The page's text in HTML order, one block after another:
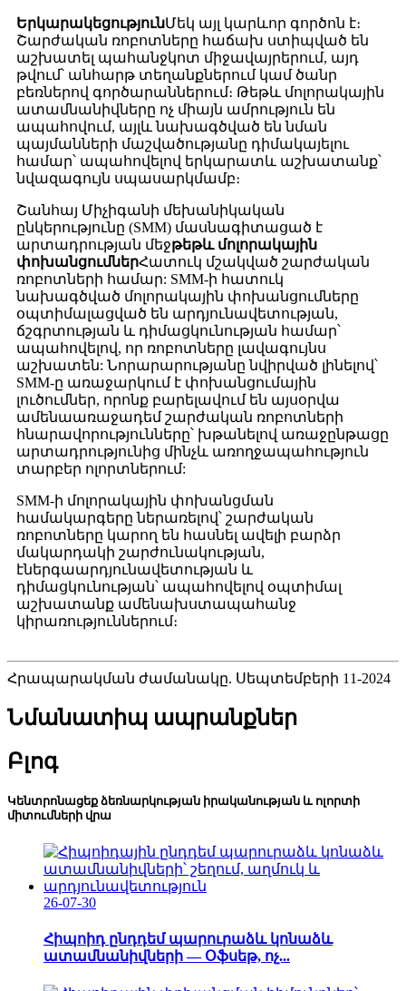
ԵրկարակեցությունՄեկ այլ կարևոր գործոն է։
Շարժական ռոբոտները հաճախ ստիպված են
աշխատել պահանջկոտ միջավայրերում, այդ
թվում՝ անհարթ տեղանքներում կամ ծանր
բեռներով գործարաններում։ Թեթև մոլորակային
ատամնանիվները ոչ միայն ամրություն են
ապահովում, այլև նախագծված են նման
պայմանների մաշվածությանը դիմակայելու
համար՝ ապահովելով երկարատև աշխատանք՝
նվազագույն սպասարկմամբ։
Շանհայ Միչիգանի մեխանիկական
ընկերությունը (SMM) մասնագիտացած է
արտադրության մեջթեթև մոլորակային
փոխանցումներՀատուկ մշակված շարժական
ռոբոտների համար: SMM-ի հատուկ
նախագծված մոլորակային փոխանցումները
օպտիմալացված են արդյունավետության,
ճշգրտության և դիմացկունության համար՝
ապահովելով, որ ռոբոտները լավագույնս
աշխատեն: Նորարարությանը նվիրված լինելով՝
SMM-ը առաջարկում է փոխանցումային
լուծումներ, որոնք բարելավում են այսօրվա
ամենաառաջադեմ շարժական ռոբոտների
հնարավորությունները՝ խթանելով առաջընթացը
արտադրությունից մինչև առողջապահություն
տարբեր ոլորտներում:
SMM-ի մոլորակային փոխանցման
համակարգերը ներառելով՝ շարժական
ռոբոտները կարող են հասնել ավելի բարձր
մակարդակի շարժունակության,
էներգաարդյունավետության և
դիմացկունության՝ ապահովելով օպտիմալ
աշխատանք ամենախստապահանջ
կիրառություններում։
Հրապարակման ժամանակը. Սեպտեմբերի 11-2024
Նմանատիպ ապրանքներ
Բլոգ
Կենտրոնացեք ձեռնարկության իրականության և ոլորտի
միտումների վրա
26-07-30
Հիպոիդ ընդդեմ պարուրաձև կոնաձև
ատամնանիվների — Օֆսեթ, ոչ...